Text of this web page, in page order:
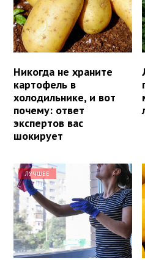
Никогда не храните
картофель в
холодильнике, и вот
почему: ответ
экспертов вас
шокирует
ЛУЧШЕЕ